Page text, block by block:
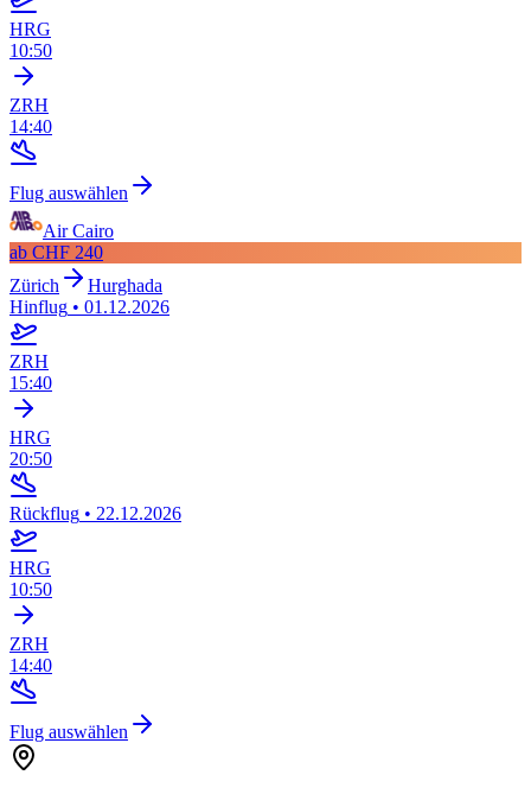
HRG
10:50
ZRH
14:40
Flug auswählen
Air Cairo
ab CHF 240
Zürich
Hurghada
Hinflug • 01.12.2026
ZRH
15:40
HRG
20:50
Rückflug • 22.12.2026
HRG
10:50
ZRH
14:40
Flug auswählen